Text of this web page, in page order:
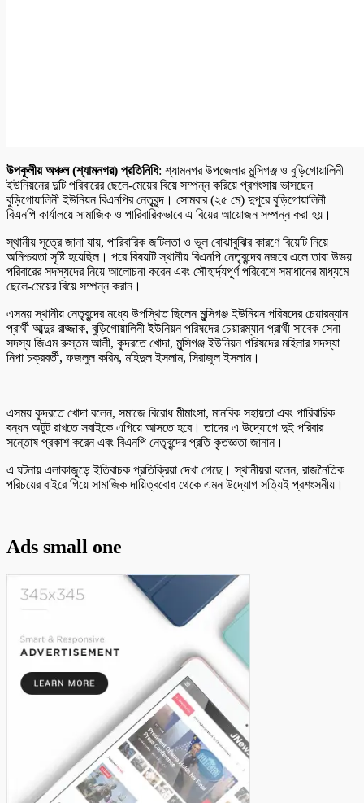
উপকূলীয় অঞ্চল (শ্যামনগর) প্রতিনিধি: শ্যামনগর উপজেলার মুন্সিগঞ্জ ও বুড়িগোয়ালিনী
ইউনিয়নের দুটি পরিবারের ছেলে-মেয়ের বিয়ে সম্পন্ন করিয়ে প্রশংসায় ভাসছেন
বুড়িগোয়ালিনী ইউনিয়ন বিএনপির নেতৃবৃন্দ। সোমবার (২৫ মে) দুপুরে বুড়িগোয়ালিনী
বিএনপি কার্যালয়ে সামাজিক ও পারিবারিকভাবে এ বিয়ের আয়োজন সম্পন্ন করা হয়।
স্থানীয় সূত্রে জানা যায়, পারিবারিক জটিলতা ও ভুল বোঝাবুঝির কারণে বিয়েটি নিয়ে
অনিশ্চয়তা সৃষ্টি হয়েছিল। পরে বিষয়টি স্থানীয় বিএনপি নেতৃবৃন্দের নজরে এলে তারা উভয়
পরিবারের সদস্যদের নিয়ে আলোচনা করেন এবং সৌহার্দ্যপূর্ণ পরিবেশে সমাধানের মাধ্যমে
ছেলে-মেয়ের বিয়ে সম্পন্ন করান।
এসময় স্থানীয় নেতৃবৃন্দের মধ্যে উপস্থিত ছিলেন মুন্সিগঞ্জ ইউনিয়ন পরিষদের চেয়ারম্যান
প্রার্থী আব্দুর রাজ্জাক, বুড়িগোয়ালিনী ইউনিয়ন পরিষদের চেয়ারম্যান প্রার্থী সাবেক সেনা
সদস্য জিএম রুস্তম আলী, কুদরতে খোদা, মুন্সিগঞ্জ ইউনিয়ন পরিষদের মহিলার সদস্যা
নিপা চক্রবর্তী, ফজলুল করিম, মহিদুল ইসলাম, সিরাজুল ইসলাম।
এসময় কুদরতে খোদা বলেন, সমাজে বিরোধ মীমাংসা, মানবিক সহায়তা এবং পারিবারিক
বন্ধন অটুট রাখতে সবাইকে এগিয়ে আসতে হবে। তাদের এ উদ্যোগে দুই পরিবার
সন্তোষ প্রকাশ করেন এবং বিএনপি নেতৃবৃন্দের প্রতি কৃতজ্ঞতা জানান।
এ ঘটনায় এলাকাজুড়ে ইতিবাচক প্রতিক্রিয়া দেখা গেছে। স্থানীয়রা বলেন, রাজনৈতিক
পরিচয়ের বাইরে গিয়ে সামাজিক দায়িত্ববোধ থেকে এমন উদ্যোগ সত্যিই প্রশংসনীয়।
Ads small one